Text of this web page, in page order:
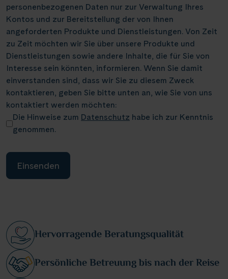
personenbezogenen Daten nur zur Verwaltung Ihres
Kontos und zur Bereitstellung der von Ihnen
angeforderten Produkte und Dienstleistungen. Von Zeit
zu Zeit möchten wir Sie über unsere Produkte und
Dienstleistungen sowie andere Inhalte, die für Sie von
Interesse sein könnten, informieren. Wenn Sie damit
einverstanden sind, dass wir Sie zu diesem Zweck
kontaktieren, geben Sie bitte unten an, wie Sie von uns
kontaktiert werden möchten:
Die Hinweise zum Datenschutz habe ich zur Kenntnis
genommen.
Hervorragende Beratungsqualität
Persönliche Betreuung bis nach der Reise